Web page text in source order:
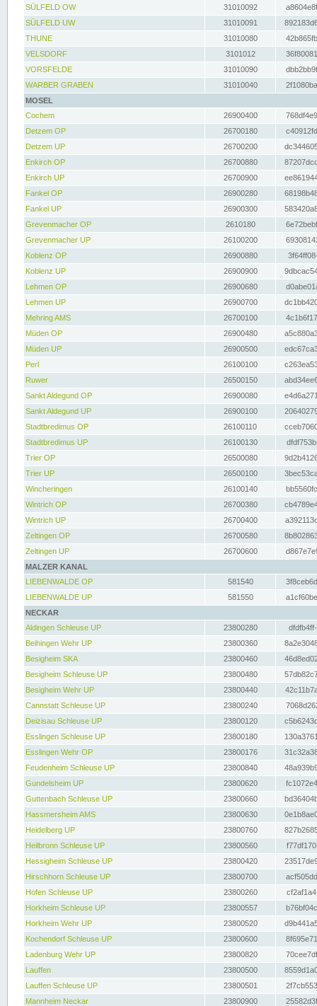
SÜLFELD OW
31010092
SÜLFELD UW
31010091
THUNE
31010080
VELSDORF
3101012
VORSFELDE
31010090
WARBER GRABEN
31010040
MOSEL
Cochem
26900400
Detzem OP
26700180
Detzem UP
26700200
Enkirch OP
26700880
Enkirch UP
26700900
Fankel OP
26900280
Fankel UP
26900300
Grevenmacher OP
2610180
Grevenmacher UP
26100200
Koblenz OP
26900880
Koblenz UP
26900900
Lehmen OP
26900680
Lehmen UP
26900700
Mehring AMS
26700100
Müden OP
26900480
Müden UP
26900500
Perl
26100100
Ruwer
26500150
Sankt Aldegund OP
26900080
Sankt Aldegund UP
26900100
Stadtbredimus OP
26100110
Stadtbredimus UP
26100130
Trier OP
26500080
Trier UP
26500100
Wincheringen
26100140
Wintrich OP
26700380
Wintrich UP
26700400
Zeltingen OP
26700580
Zeltingen UP
26700600
MALZER KANAL
LIEBENWALDE OP
581540
LIEBENWALDE UP
581550
NECKAR
Aldingen Schleuse UP
23800280
Beihingen Wehr UP
23800360
Besigheim SKA
23800460
Besigheim Schleuse UP
23800480
Besigheim Wehr UP
23800440
Cannstatt Schleuse UP
23800240
Deizisau Schleuse UP
23800120
Esslingen Schleuse UP
23800180
Esslingen Wehr OP
23800176
Feudenheim Schleuse UP
23800840
Gundelsheim UP
23800620
Guttenbach Schleuse UP
23800660
Hassmersheim AMS
23800630
Heidelberg UP
23800760
Heilbronn Schleuse UP
23800560
Hessigheim Schleuse UP
23800420
Hirschhorn Schleuse UP
23800700
Hofen Schleuse UP
23800260
Horkheim Schleuse UP
23800557
Horkheim Wehr UP
23800520
Kochendorf Schleuse UP
23800600
Ladenburg Wehr UP
23800820
Lauffen
23800500
Lauffen Schleuse UP
23800501
Mannheim Neckar
23800900